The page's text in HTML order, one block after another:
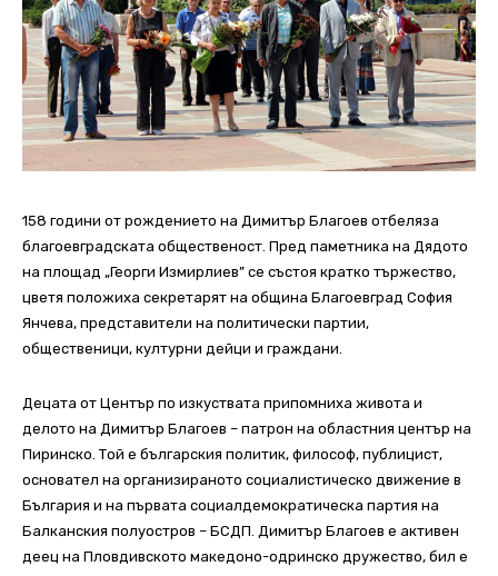
158 години от рождението на Димитър Благоев отбеляза
благоевградската общественост. Пред паметника на Дядото
на площад „Георги Измирлиев” се състоя кратко тържество,
цветя положиха секретарят на община Благоевград София
Янчева, представители на политически партии,
общественици, културни дейци и граждани.
Децата от Център по изкуствата припомниха живота и
делото на Димитър Благоев – патрон на областния център на
Пиринско. Той е българския политик, философ, публицист,
основател на организираното социалистическо движение в
България и на първата социалдемократическа партия на
Балканския полуостров – БСДП. Димитър Благоев е активен
деец на Пловдивското македоно-одринско дружество, бил е